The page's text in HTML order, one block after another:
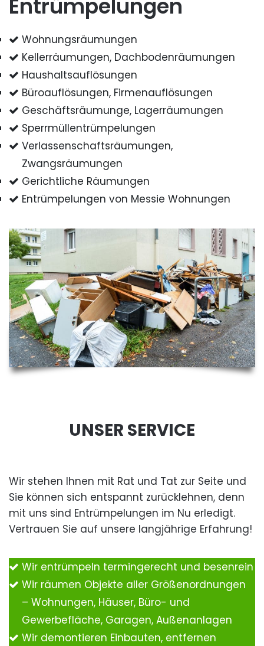
Entrümpelungen
Wohnungsräumungen
Kellerräumungen, Dachbodenräumungen
Haushaltsauflösungen
Büroauflösungen, Firmenauflösungen
Geschäftsräumunge, Lagerräumungen
Sperrmüllentrümpelungen
Verlassenschaftsräumungen,
Zwangsräumungen
Gerichtliche Räumungen
Entrümpelungen von Messie Wohnungen
UNSER SERVICE
Wir stehen Ihnen mit Rat und Tat zur Seite und
Sie können sich entspannt zurücklehnen, denn
mit uns sind Entrümpelungen im Nu erledigt.
Vertrauen Sie auf unsere langjährige Erfahrung!
Wir entrümpeln termingerecht und besenrein
Wir räumen Objekte aller Größenordnungen
– Wohnungen, Häuser, Büro- und
Gewerbefläche, Garagen, Außenanlagen
Wir demontieren Einbauten, entfernen